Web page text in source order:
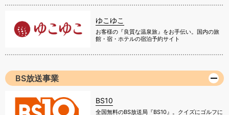
ゆこゆこ
お客様の『良質な温泉旅』をお手伝い。国内の旅
館・宿・ホテルの宿泊予約サイト
BS放送事業
BS10
全国無料のBS放送局『BS10』。クイズにゴルフに